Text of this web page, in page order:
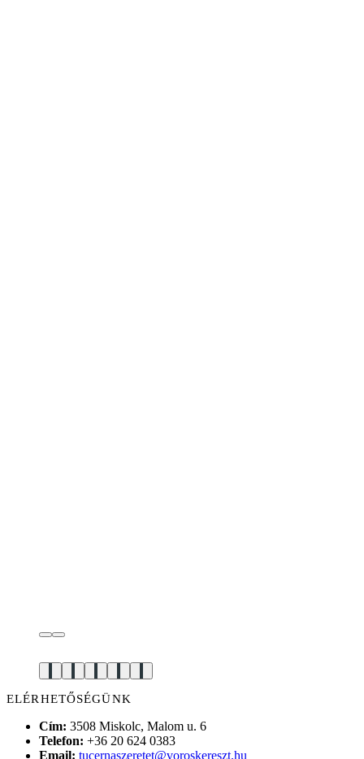
ELÉRHETŐSÉGÜNK
Cím: 3508 Miskolc, Malom u. 6
Telefon: +36 20 624 0383
Email: tucernaszeretet@voroskereszt.hu